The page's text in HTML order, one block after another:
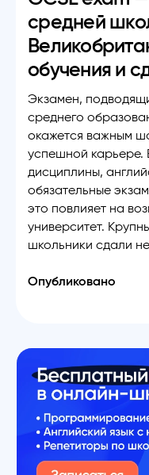
средней
обучения и
Экзамен,
среднего
окажется важным
успешной карьере.
дисциплины,
обязательные
это повлияет на
университет.
школьники сдали
Опубликовано